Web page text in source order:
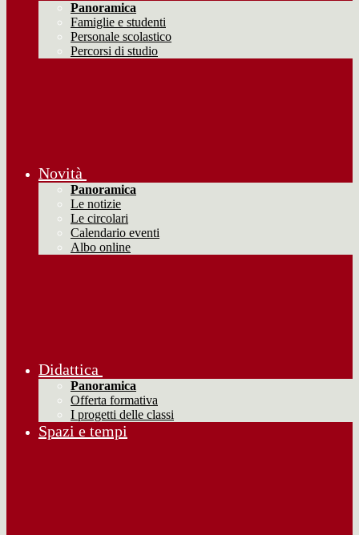
Panoramica
Famiglie e studenti
Personale scolastico
Percorsi di studio
Novità
Panoramica
Le notizie
Le circolari
Calendario eventi
Albo online
Didattica
Panoramica
Offerta formativa
I progetti delle classi
Spazi e tempi